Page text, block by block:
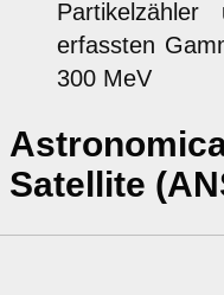
Partikelzähler
erfassten
300 MeV
Satellite